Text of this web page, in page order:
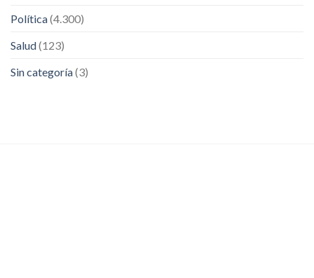
Política(4.300)
Salud(123)
Sin categoría(3)